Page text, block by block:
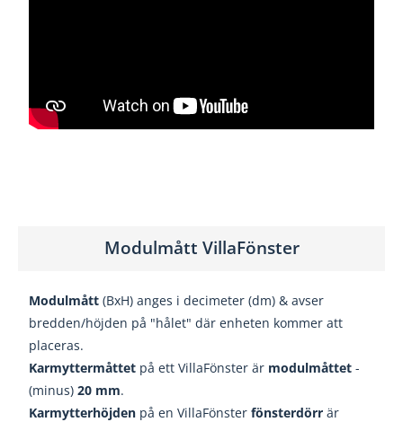
Modulmått VillaFönster
Modulmått (BxH) anges i decimeter (dm) & avser
bredden/höjden på "hålet" där enheten kommer att
placeras.
Karmyttermåttet på ett VillaFönster är modulmåttet -
(minus)20 mm.
Karmytterhöjden på en VillaFönsterfönsterdörr är